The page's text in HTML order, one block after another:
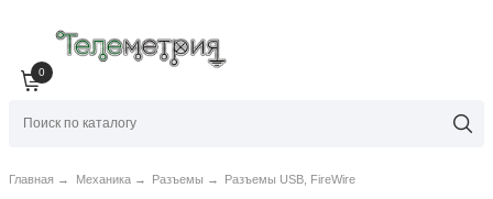
0
Главная → Механика → Разъемы → Разъемы USB, FireWire